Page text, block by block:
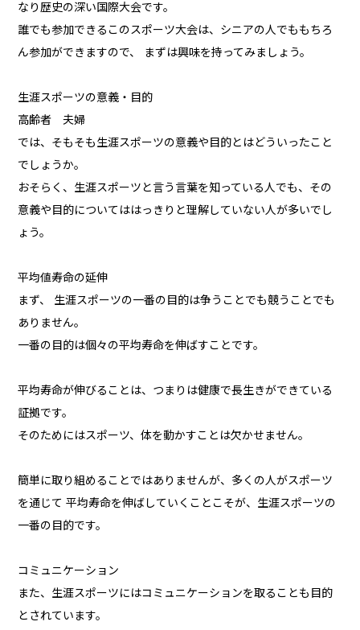
なり歴史の深い国際大会です。
誰でも参加できるこのスポーツ大会は、シニアの人でももちろ
ん参加ができますので、 まずは興味を持ってみましょう。
生涯スポーツの意義・目的
高齢者 夫婦
では、そもそも生涯スポーツの意義や目的とはどういったこと
でしょうか。
おそらく、生涯スポーツと言う言葉を知っている人でも、その
意義や目的についてははっきりと理解していない人が多いでし
ょう。
平均値寿命の延伸
まず、 生涯スポーツの一番の目的は争うことでも競うことでも
ありません。
一番の目的は個々の平均寿命を伸ばすことです。
平均寿命が伸びることは、つまりは健康で長生きができている
証拠です。
そのためにはスポーツ、体を動かすことは欠かせません。
簡単に取り組めることではありませんが、多くの人がスポーツ
を通じて 平均寿命を伸ばしていくことこそが、生涯スポーツの
一番の目的です。
コミュニケーション
また、生涯スポーツにはコミュニケーションを取ることも目的
とされています。